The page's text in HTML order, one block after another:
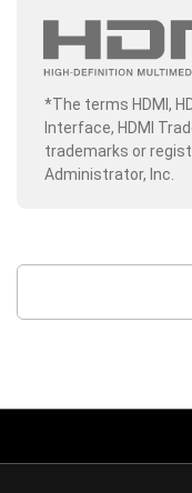
*The terms HDMI,
Interface, HDMI
trademarks or
Administrator, Inc.